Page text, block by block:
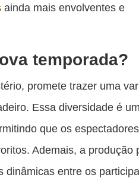
ainda mais envolventes e
temporada?
promete trazer uma
Essa diversidade é
que os
Ademais, a produção
dinâmicas entre os